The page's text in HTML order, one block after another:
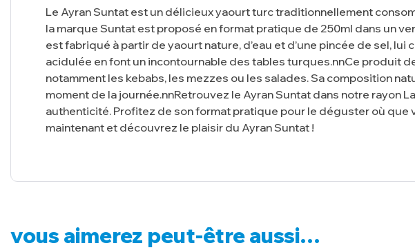
Le Ayran Suntat est un délicieux yaourt turc traditionnellement
la marque Suntat est proposé en format pratique de 250ml dans un
est fabriqué à partir de yaourt nature, d’eau et d’une pincée de sel,
acidulée en font un incontournable des tables turques.nnCe produit
notamment les kebabs, les mezzes ou les salades. Sa composition
moment de la journée.nnRetrouvez le Ayran Suntat dans notre
authenticité. Profitez de son format pratique pour le déguster où
maintenant et découvrez le plaisir du Ayran Suntat !
vous aimerez peut-être aussi…